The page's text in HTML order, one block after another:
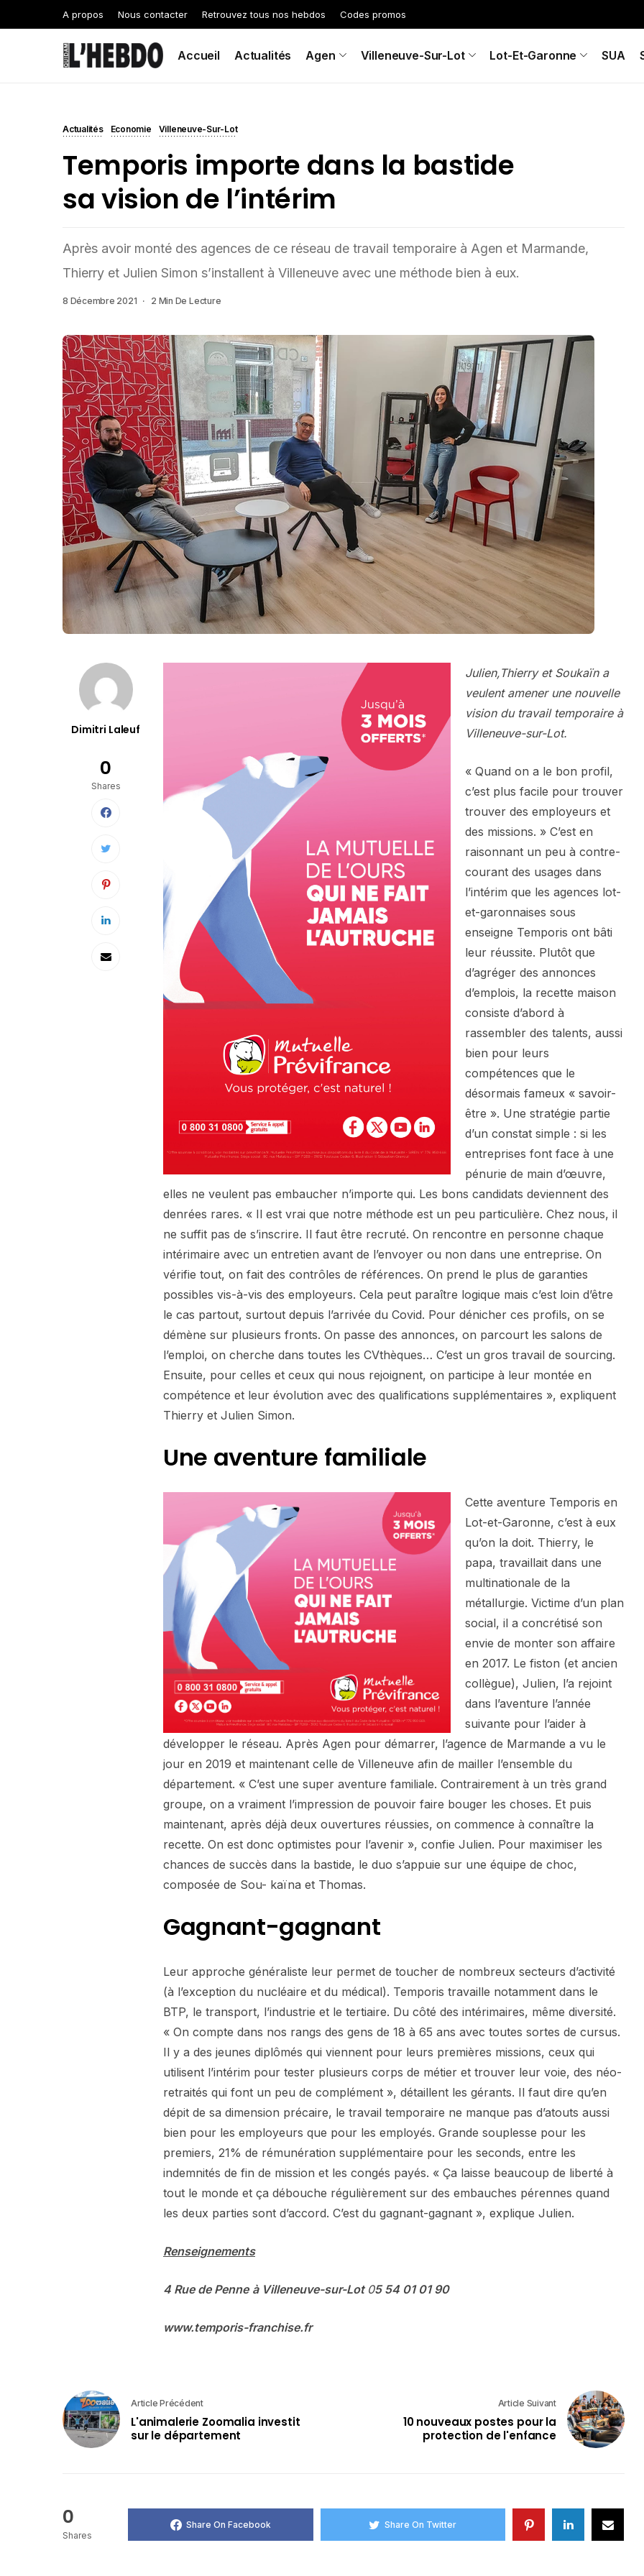
A propos Nous contacter Retrouvez tous nos hebdos Codes promos
Accueil Actualités Agen Villeneuve-Sur-Lot Lot-Et-Garonne SUA
Actualités Economie Villeneuve-Sur-Lot
Temporis importe dans la bastide
sa vision de l’intérim
Après avoir monté des agences de ce réseau de travail temporaire à Agen et Marmande,
Thierry et Julien Simon s’installent à Villeneuve avec une méthode bien à eux.
8 Décembre 2021 2 Min De Lecture
Dimitri Laleuf
0
Shares
Julien,Thierry et Soukaïn a
veulent amener une nouvelle
vision du travail temporaire à
Villeneuve-sur-Lot.
« Quand on a le bon profil,
c’est plus facile pour trouver
trouver des employeurs et
des missions. » C’est en
raisonnant un peu à contre-
courant des usages dans
l’intérim que les agences lot-
et-garonnaises sous
enseigne Temporis ont bâti
leur réussite. Plutôt que
d’agréger des annonces
d’emplois, la recette maison
consiste d’abord à
rassembler des talents, aussi
bien pour leurs
compétences que le
désormais fameux « savoir-
être ». Une stratégie partie
d’un constat simple : si les
entreprises font face à une
pénurie de main d’œuvre,
elles ne veulent pas embaucher n’importe qui. Les bons candidats deviennent des
denrées rares. « Il est vrai que notre méthode est un peu particulière. Chez nous, il
ne suffit pas de s’inscrire. Il faut être recruté. On rencontre en personne chaque
intérimaire avec un entretien avant de l’envoyer ou non dans une entreprise. On
vérifie tout, on fait des contrôles de références. On prend le plus de garanties
possibles vis-à-vis des employeurs. Cela peut paraître logique mais c’est loin d’être
le cas partout, surtout depuis l’arrivée du Covid. Pour dénicher ces profils, on se
démène sur plusieurs fronts. On passe des annonces, on parcourt les salons de
l’emploi, on cherche dans toutes les CVthèques… C’est un gros travail de sourcing.
Ensuite, pour celles et ceux qui nous rejoignent, on participe à leur montée en
compétence et leur évolution avec des qualifications supplémentaires », expliquent
Thierry et Julien Simon.
Une aventure familiale
Cette aventure Temporis en
Lot-et-Garonne, c’est à eux
qu’on la doit. Thierry, le
papa, travaillait dans une
multinationale de la
métallurgie. Victime d’un plan
social, il a concrétisé son
envie de monter son affaire
en 2017. Le fiston (et ancien
collègue), Julien, l’a rejoint
dans l’aventure l’année
suivante pour l’aider à
développer le réseau. Après Agen pour démarrer, l’agence de Marmande a vu le
jour en 2019 et maintenant celle de Villeneuve afin de mailler l’ensemble du
département. « C’est une super aventure familiale. Contrairement à un très grand
groupe, on a vraiment l’impression de pouvoir faire bouger les choses. Et puis
maintenant, après déjà deux ouvertures réussies, on commence à connaître la
recette. On est donc optimistes pour l’avenir », confie Julien. Pour maximiser les
chances de succès dans la bastide, le duo s’appuie sur une équipe de choc,
composée de Sou- kaïna et Thomas.
Gagnant-gagnant
Leur approche généraliste leur permet de toucher de nombreux secteurs d’activité
(à l’exception du nucléaire et du médical). Temporis travaille notamment dans le
BTP, le transport, l’industrie et le tertiaire. Du côté des intérimaires, même diversité.
« On compte dans nos rangs des gens de 18 à 65 ans avec toutes sortes de cursus.
Il y a des jeunes diplômés qui viennent pour leurs premières missions, ceux qui
utilisent l’intérim pour tester plusieurs corps de métier et trouver leur voie, des néo-
retraités qui font un peu de complément », détaillent les gérants. Il faut dire qu’en
dépit de sa dimension précaire, le travail temporaire ne manque pas d’atouts aussi
bien pour les employeurs que pour les employés. Grande souplesse pour les
premiers, 21% de rémunération supplémentaire pour les seconds, entre les
indemnités de fin de mission et les congés payés. « Ça laisse beaucoup de liberté à
tout le monde et ça débouche régulièrement sur des embauches pérennes quand
les deux parties sont d’accord. C’est du gagnant-gagnant », explique Julien.
Renseignements
4 Rue de Penne à Villeneuve-sur-Lot 05 54 01 01 90
www.temporis-franchise.fr
Article Précédent
L'animalerie Zoomalia investit
sur le département
Article Suivant
10 nouveaux postes pour la
protection de l'enfance
0
Shares
Share On Facebook Share On Twitter